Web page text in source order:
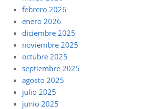
febrero 2026
enero 2026
diciembre 2025
noviembre 2025
octubre 2025
septiembre 2025
agosto 2025
julio 2025
junio 2025